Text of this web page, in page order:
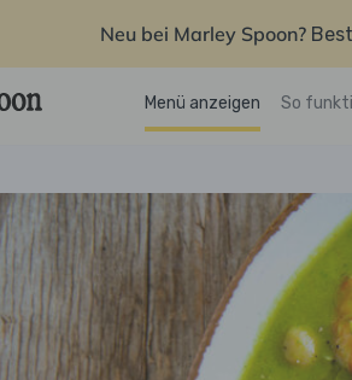
Neu bei Marley Spoon?
Menü anzeigen So